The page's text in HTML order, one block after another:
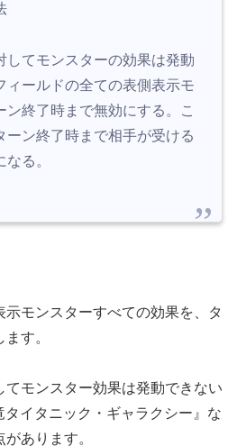
してモンスターの効果は発動
ールドの全ての表側表示モ
ン終了時まで無効にする。こ
ーン終了時まで相手が受ける
る。
モンスターすべての効果を、タ
す。
てモンスター効果は発動できない
イタニック・ギャラクシー』な
あります。